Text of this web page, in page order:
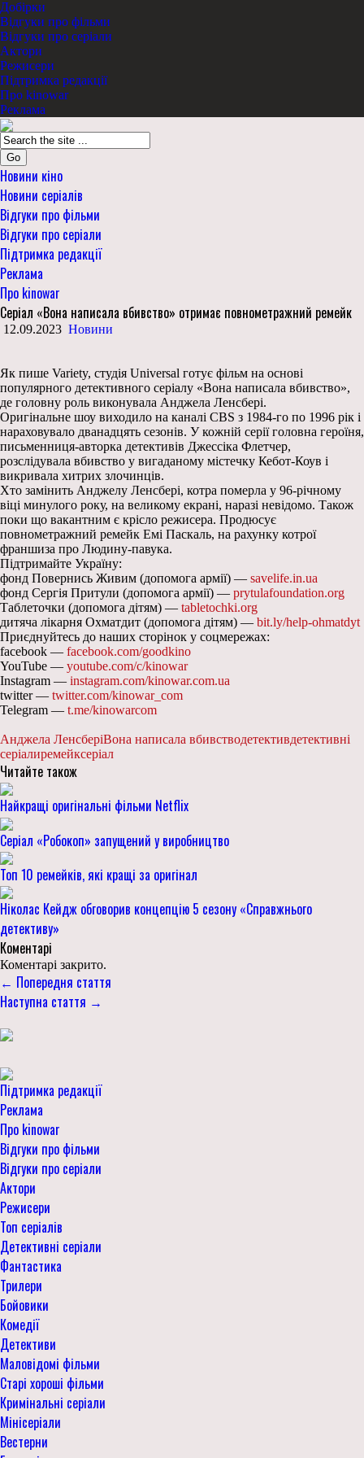
Добірки
Відгуки про фільми
Відгуки про серіали
Актори
Режисери
Підтримка редакції
Про kinowar
Реклама
Go
Новини кіно
Новини серіалів
Відгуки про фільми
Відгуки про серіали
Підтримка редакції
Реклама
Про kinowar
Серіал «Вона написала вбивство» отримає повнометражний ремейк
12.09.2023 Новини
Як пише Variety, студія Universal готує фільм на основі
популярного детективного серіалу «Вона написала вбивство»,
де головну роль виконувала Анджела Ленсбері.
Оригінальне шоу виходило на каналі CBS з 1984-го по 1996 рік і
нараховувало дванадцять сезонів. У кожній серії головна героїня,
письменниця-авторка детективів Джессіка Флетчер,
розслідувала вбивство у вигаданому містечку Кебот-Коув і
викривала хитрих злочинців.
Хто замінить Анджелу Ленсбері, котра померла у 96-річному
віці минулого року, на великому екрані, наразі невідомо. Також
поки що вакантним є крісло режисера. Продюсує
повнометражний ремейк Емі Паскаль, на рахунку котрої
франшиза про Людину-павука.
Підтримайте Україну:
фонд Повернись Живим (допомога армії) — savelife.in.ua
фонд Сергія Притули (допомога армії) — prytulafoundation.org
Таблеточки (допомога дітям) — tabletochki.org
дитяча лікарня Охматдит (допомога дітям) — bit.ly/help-ohmatdyt
Приєднуйтесь до наших сторінок у соцмережах:
facebook — facebook.com/goodkino
YouTube — youtube.com/c/kinowar
Instagram — instagram.com/kinowar.com.ua
twitter — twitter.com/kinowar_com
Telegram — t.me/kinowarcom
Анджела ЛенсберіВона написала вбивстводетективдетективні
серіалиремейксеріал
Читайте також
Найкращі оригінальні фільми Netflix
Серіал «Робокоп» запущений у виробництво
Топ 10 ремейків, які кращі за оригінал
Ніколас Кейдж обговорив концепцію 5 сезону «Справжнього
детективу»
Коментарі
Коментарі закрито.
← Попередня стаття
Наступна стаття →
Підтримка редакції
Реклама
Про kinowar
Відгуки про фільми
Відгуки про серіали
Актори
Режисери
Топ серіалів
Детективні серіали
Фантастика
Трилери
Бойовики
Комедії
Детективи
Маловідомі фільми
Старі хороші фільми
Кримінальні серіали
Мінісеріали
Вестерни